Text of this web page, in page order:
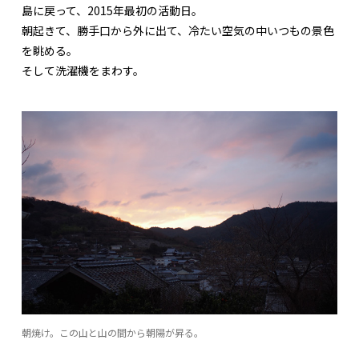
島に戻って、2015年最初の活動日。
朝起きて、勝手口から外に出て、冷たい空気の中いつもの景色
を眺める。
そして洗濯機をまわす。
朝焼け。この山と山の間から朝陽が昇る。